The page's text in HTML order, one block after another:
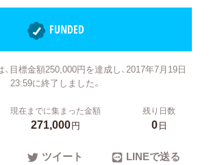
FUNDED
目標金額250,000円を達成し、2017年7月19日
23:59に終了しました。
現在までに集まった金額
271,000円
残り日数
0日
ツイート LINEで送る